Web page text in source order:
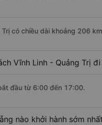
có chiều dài khoảng 206
Vĩnh Linh - Quảng Trị
đầu từ 6:00 đến 17:00.
nào khởi hành sớm